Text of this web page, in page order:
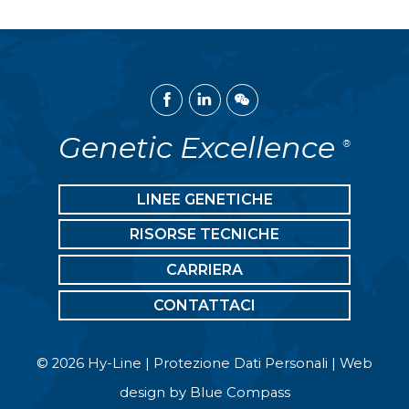
Facebook
Linked
In
WeChat
Genetic Excellence ®
LINEE GENETICHE
RISORSE TECNICHE
CARRIERA
CONTATTACI
© 2026 Hy-Line | Protezione Dati Personali | Web
design by Blue Compass